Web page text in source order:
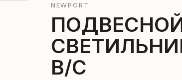
NEWPORT
B/C